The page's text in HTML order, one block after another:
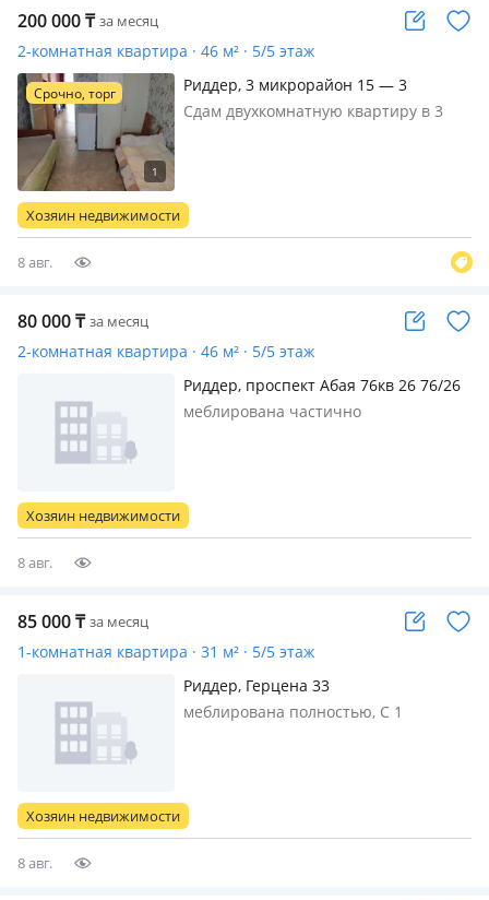
200 000₸ за месяц
2-комнатная квартира · 46 м² · 5/5 этаж
Срочно, торг
Риддер, 3 микрорайон 15 — 3
микрорайон
Сдам двухкомнатную квартиру в 3
Хозяин недвижимости
8 авг.
80 000₸ за месяц
2-комнатная квартира · 46 м² · 5/5 этаж
Риддер, проспект Абая 76кв 26 76/26
меблирована частично
Хозяин недвижимости
8 авг.
85 000₸ за месяц
1-комнатная квартира · 31 м² · 5/5 этаж
Риддер, Герцена 33
меблирована полностью, С 1
аккуратным ремонтом и всем
необходимым для комфортного
Хозяин недвижимости
8 авг.